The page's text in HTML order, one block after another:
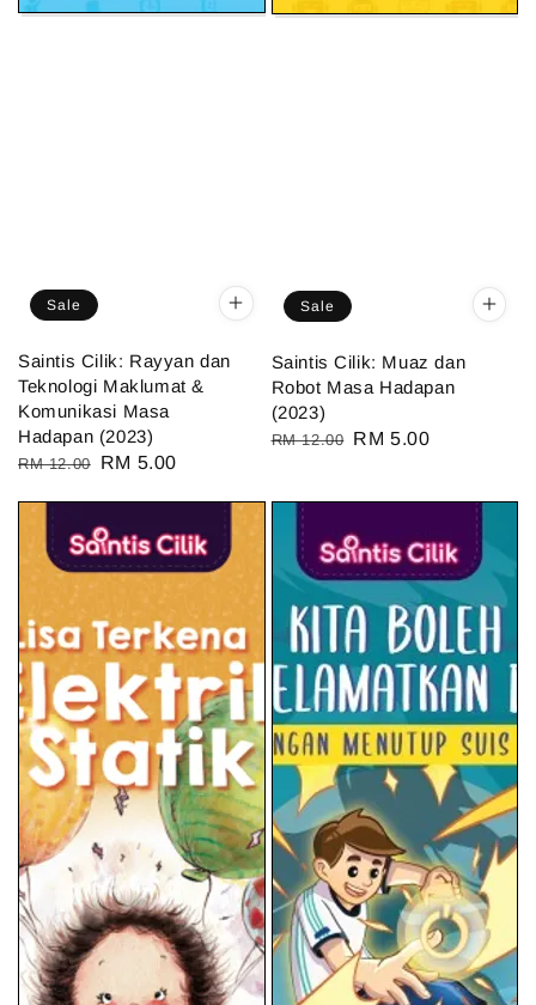
Sale
Saintis Cilik: Rayyan dan
Teknologi Maklumat &
Komunikasi Masa
Hadapan (2023)
Regular
RM 12.00
Sale
RM 5.00
Sale
Saintis Cilik: Muaz dan
Robot Masa Hadapan
(2023)
Regular
RM 12.00 Sale
RM 5.00